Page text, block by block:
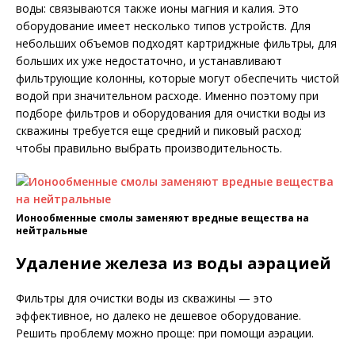
воды: связываются также ионы магния и калия. Это
оборудование имеет несколько типов устройств. Для
небольших объемов подходят картриджные фильтры, для
больших их уже недостаточно, и устанавливают
фильтрующие колонны, которые могут обеспечить чистой
водой при значительном расходе. Именно поэтому при
подборе фильтров и оборудования для очистки воды из
скважины требуется еще средний и пиковый расход:
чтобы правильно выбрать производительность.
Ионообменные смолы заменяют вредные вещества на
нейтральные
Удаление железа из воды аэрацией
Фильтры для очистки воды из скважины — это
эффективное, но далеко не дешевое оборудование.
Решить проблему можно проще: при помощи аэрации.